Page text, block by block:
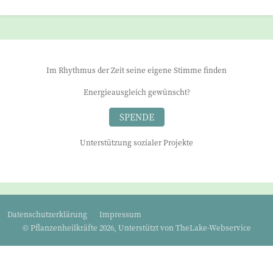
Im Rhythmus der Zeit seine eigene Stimme finden
Energieausgleich gewünscht?
SPENDE
Unterstützung sozialer Projekte
Datenschutzerklärung
Impressum
© Pflanzenheilkräfte 2026, Unterstützt von TheLake-Webservice